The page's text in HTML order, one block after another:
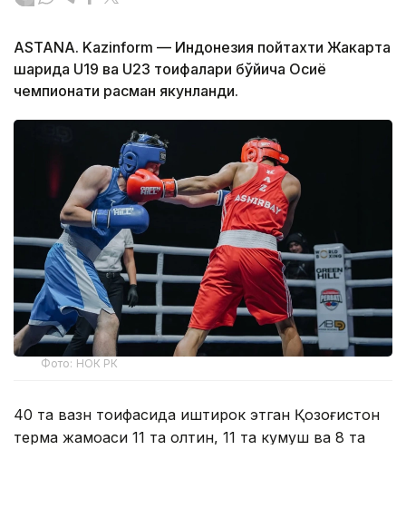
ASTANA. Kazinform — Индонезия пойтахти Жакарта
шаҳрида U19 ва U23 тоифалари бўйича Осиё
чемпионати расман якунланди.
Фото: НОК РК
40 та вазн тоифасида иштирок этган Қозоғистон
терма жамоаси 11 та олтин, 11 та кумуш ва 8 та